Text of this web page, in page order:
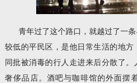
青年过了这个路口，就越过了一
较低的平民区，是他日常生活的地方
同批被消毒的行人走进来后分散了
奢侈品店。酒吧与咖啡馆的外面摆